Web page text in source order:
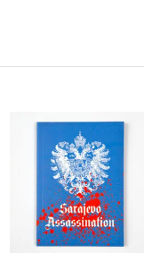
DODAJTE U
KORPU